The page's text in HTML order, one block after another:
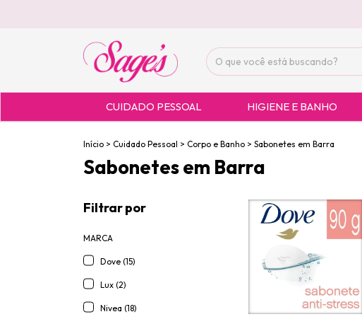
CUIDADO PESSOAL HIGIENE E BANHO
Início > Cuidado Pessoal > Corpo e Banho > Sabonetes em Barra
Sabonetes em Barra
Filtrar por
MARCA
Dove (15)
Lux (2)
Nivea (18)